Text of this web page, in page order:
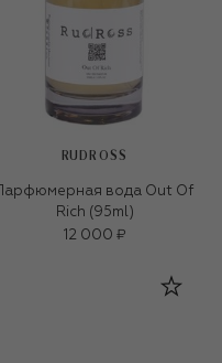
RUDROSS
Парфюмерная вода Out Of
Rich (95ml)
12 000 ₽